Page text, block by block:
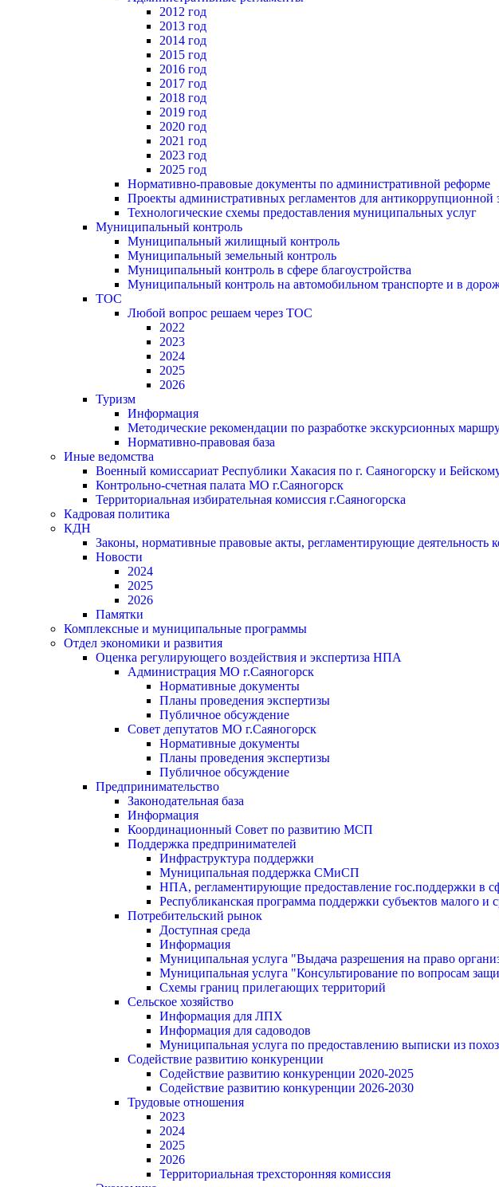
2012 год
2013 год
2014 год
2015 год
2016 год
2017 год
2018 год
2019 год
2020 год
2021 год
2023 год
2025 год
Нормативно-правовые документы по административной реформе
Проекты административных регламентов для антикоррупционной
Технологические схемы предоставления муниципальных услуг
Муниципальный контроль
Муниципальный жилищный контроль
Муниципальный земельный контроль
Муниципальный контроль в сфере благоустройства
Муниципальный контроль на автомобильном транспорте и в
ТОС
Любой вопрос решаем через ТОС
2022
2023
2024
2025
2026
Туризм
Информация
Методические рекомендации по разработке экскурсионных
Нормативно-правовая база
Иные ведомства
Военный комиссариат Республики Хакасия по г. Саяногорску и
Контрольно-счетная палата МО г.Саяногорск
Территориальная избирательная комиссия г.Саяногорска
Кадровая политика
КДН
Законы, нормативные правовые акты, регламентирующие деятельность
Новости
2024
2025
2026
Памятки
Комплексные и муниципальные программы
Отдел экономики и развития
Оценка регулирующего воздействия и экспертиза НПА
Администрация МО г.Саяногорск
Нормативные документы
Планы проведения экспертизы
Публичное обсуждение
Совет депутатов МО г.Саяногорск
Нормативные документы
Планы проведения экспертизы
Публичное обсуждение
Предпринимательство
Законодательная база
Информация
Координационный Совет по развитию МСП
Поддержка предпринимателей
Инфраструктура поддержки
Муниципальная поддержка СМиСП
НПА, регламентирующие предоставление гос.поддержки в
Республиканская программа поддержки субъектов малого и
Потребительский рынок
Доступная среда
Информация
Муниципальная услуга "Выдача разрешения на право
Муниципальная услуга "Консультирование по вопросам
Схемы границ прилегающих территорий
Сельское хозяйство
Информация для ЛПХ
Информация для садоводов
Муниципальная услуга по предоставлению выписки из
Содействие развитию конкуренции
Содействие развитию конкуренции 2020-2025
Содействие развитию конкуренции 2026-2030
Трудовые отношения
2023
2024
2025
2026
Территориальная трехсторонняя комиссия